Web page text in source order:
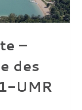
–
des
UMR